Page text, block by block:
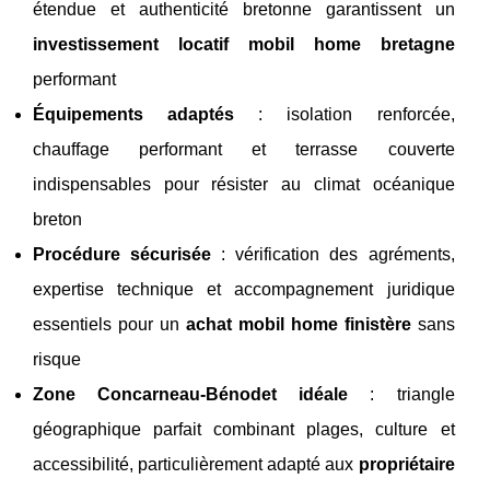
étendue et authenticité bretonne garantissent un
investissement locatif mobil home bretagne
performant
Équipements adaptés : isolation renforcée,
chauffage performant et terrasse couverte
indispensables pour résister au climat océanique
breton
Procédure sécurisée : vérification des agréments,
expertise technique et accompagnement juridique
essentiels pour un achat mobil home finistèresans
risque
Zone Concarneau-Bénodet idéale : triangle
géographique parfait combinant plages, culture et
accessibilité, particulièrement adapté aux propriétaire